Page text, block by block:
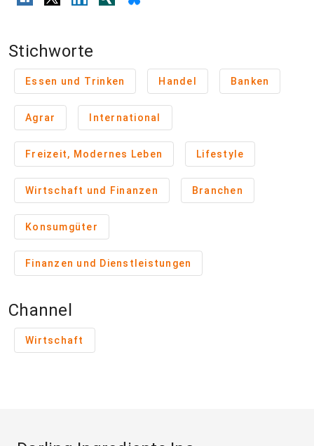
Stichworte
Essen und Trinken Handel Banken
Agrar International
Freizeit, Modernes Leben Lifestyle
Wirtschaft und Finanzen Branchen
Konsumgüter
Finanzen und Dienstleistungen
Channel
Wirtschaft